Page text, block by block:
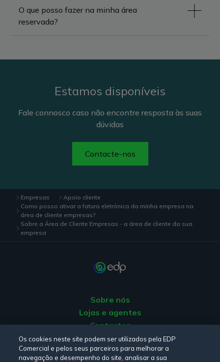
O que posso fazer na minha área
reservada?
Estamos disponíveis
Fale connosco caso não encontre resposta às suas
dúvidas
Contacte-nos
Empresas
Apoio cliente
Como posso ativar a fatura eletrónica da minha empresa na
área de cliente empresas?
Sobre a Área de Cliente Empresas - a área de cliente da sua
empresa
Sobre nós
Lojas e agentes
Contactos
Apoio ao Cliente
Origem da energia
Os cookies neste site podem ser utilizados pela EDP
Comercial e pelos seus parceiros para melhorar a
navegação e desempenho do site, analisar a sua